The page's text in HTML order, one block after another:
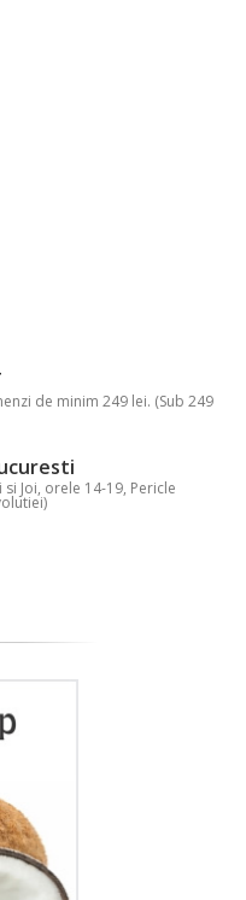
de minim 249 lei. (Sub 249
Joi, orele 14-19, Pericle